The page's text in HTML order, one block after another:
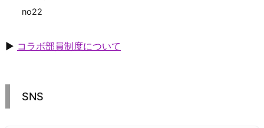
no22
▶ コラボ部員制度について
SNS